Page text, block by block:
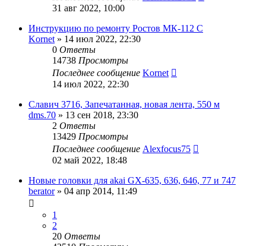
31 авг 2022, 10:00
Инструкцию по ремонту Ростов МК-112 С
Kornet » 14 июл 2022, 22:30
0 Ответы
14738 Просмотры
Последнее сообщение Kornet
14 июл 2022, 22:30
Славич 3716, Запечатанная, новая лента, 550 м
dms.70 » 13 сен 2018, 23:30
2 Ответы
13429 Просмотры
Последнее сообщение Alexfocus75
02 май 2022, 18:48
Новые головки для akai GX-635, 636, 646, 77 и 747
berator» 04 апр 2014, 11:49
1
2
20 Ответы